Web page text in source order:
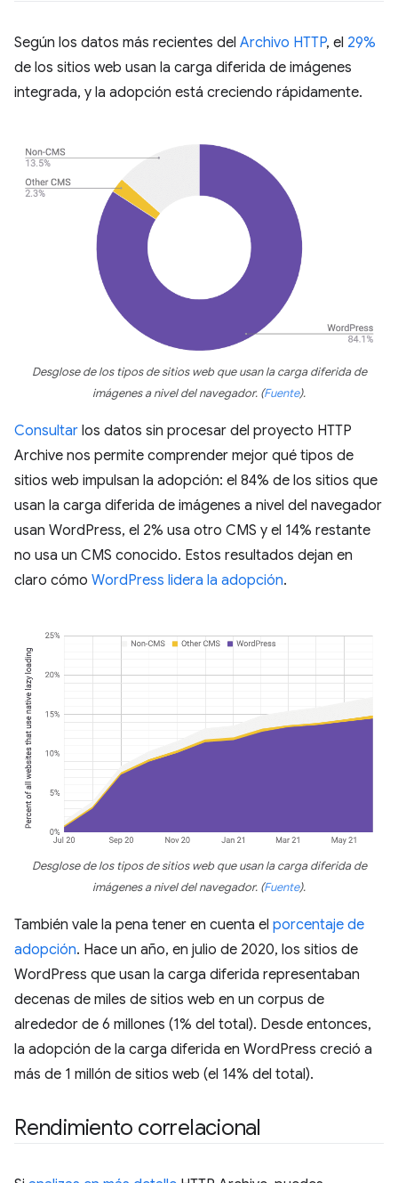
Según los datos más recientes del Archivo HTTP, el 29%
de los sitios web usan la carga diferida de imágenes
integrada, y la adopción está creciendo rápidamente.
Desglose de los tipos de sitios web que usan la carga diferida de
imágenes a nivel del navegador. (Fuente).
Consultar los datos sin procesar del proyecto HTTP
Archive nos permite comprender mejor qué tipos de
sitios web impulsan la adopción: el 84% de los sitios que
usan la carga diferida de imágenes a nivel del navegador
usan WordPress, el 2% usa otro CMS y el 14% restante
no usa un CMS conocido. Estos resultados dejan en
claro cómo WordPress lidera la adopción.
Desglose de los tipos de sitios web que usan la carga diferida de
imágenes a nivel del navegador. (Fuente).
También vale la pena tener en cuenta el porcentaje de
adopción. Hace un año, en julio de 2020, los sitios de
WordPress que usan la carga diferida representaban
decenas de miles de sitios web en un corpus de
alrededor de 6 millones (1% del total). Desde entonces,
la adopción de la carga diferida en WordPress creció a
más de 1 millón de sitios web (el 14% del total).
Rendimiento correlacional